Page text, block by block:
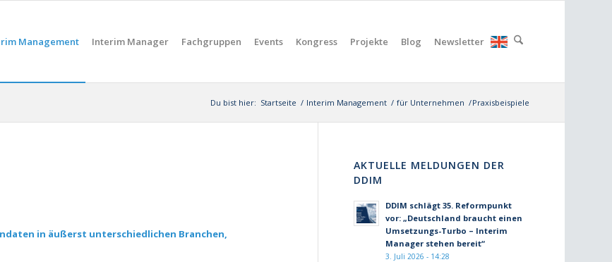
Management Interim Manager Fachgruppen Events Kongress Projekte Blog Newsletter
Du bist hier: Startseite / Interim Management / für Unternehmen /Praxisbeispiele
in äußerst unterschiedlichen Branchen,
AKTUELLE MELDUNGEN DER
DDIM
DDIM schlägt 35. Reformpunkt
vor: „Deutschland braucht einen
Umsetzungs-Turbo – Interim
Manager stehen bereit“
3. Juli 2026 - 14:28